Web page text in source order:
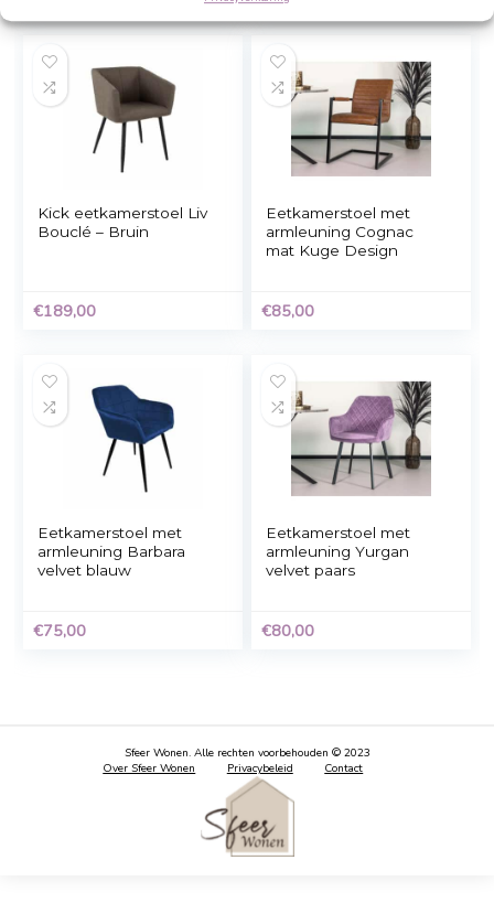
Om de beste ervaringen te bieden, gebruiken wij technologieën zoals cookies
informatie over je apparaat op te slaan en/of te raadplegen. Door in te
technologieën kunnen wij gegevens zoals surfgedrag of unieke ID's op deze
verwerken. Als je geen toestemming geeft of uw toestemming intrekt, kan dit
nadelige invloed hebben op bepaalde functies en mogelijkheden.
Accepteren
Bekijk voorkeuren
Eetkamerstoel met
armleuning Feldi zwart
Eetkamerstoel met
armleuning cognac
(voorbestelling)
100,00
Kick eetkamerstoel Liv
Bouclé – Bruin
€ 189,00
Eetkamerstoel met
armleuning Cognac
mat Kuge Design
€